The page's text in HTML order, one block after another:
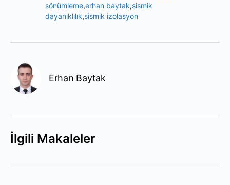
sönümleme,erhan baytak,sismik
dayanıklılık,sismik izolasyon
Erhan Baytak
İlgili Makaleler